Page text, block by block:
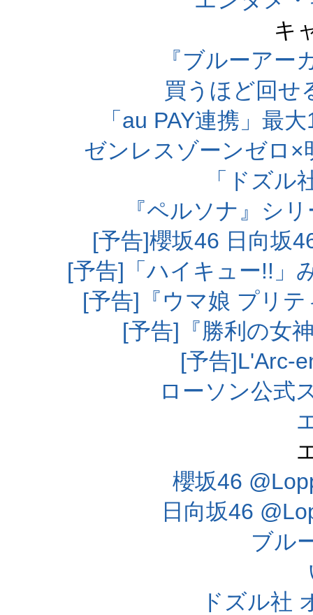
キ
『ブルーアー
買うほど回せ
「au PAY連携」最
ゼンレスゾーンゼロ
「ドズル
『ペルソナ』シ
[予告]櫻坂46 日向坂
[予告]「ハイキュー!!」
[予告]『ウマ娘 プリ
[予告]『勝利の女
[予告]L'Arc-
ローソン公式
櫻坂46
日向坂46
ブル
ドズル社